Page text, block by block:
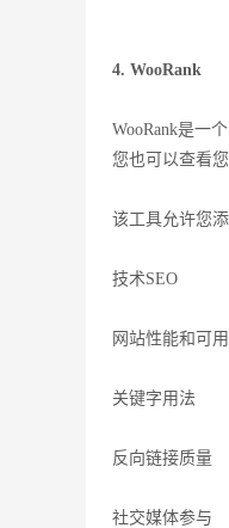
4. WooRank
WooRank是一
您也可以查看您
该工具允许您
技术SEO
网站性能和可
关键字用法
反向链接质量
社交媒体参与